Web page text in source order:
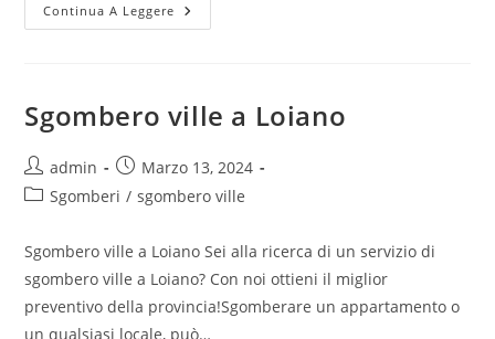
Continua A Leggere
Sgombero ville a Loiano
admin
Marzo 13, 2024
Sgomberi / sgombero ville
Sgombero ville a Loiano Sei alla ricerca di un servizio di
sgombero ville a Loiano? Con noi ottieni il miglior
preventivo della provincia!Sgomberare un appartamento o
un qualsiasi locale, può…